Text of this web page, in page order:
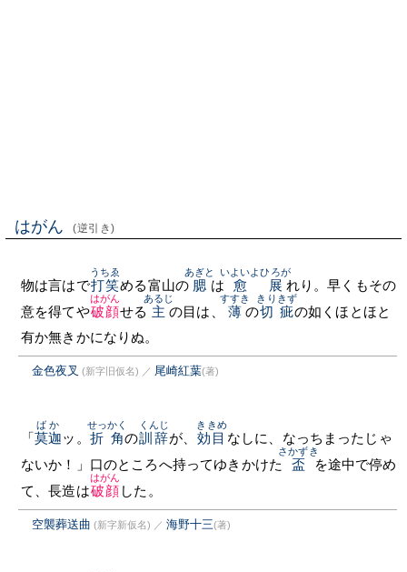
はがん (逆引き)
物は言はで打笑
うちゑ
める富山の 腮
あぎと
は 愈
いよいよ
展
ひろが
れり。早くもその
意を得てや破顔
はがん
せる 主
あるじ
の目は、 薄
すすき
の切疵
きりきず
の如くほとほと
有か無きかになりぬ。
金色夜叉 (新字旧仮名) ／ 尾崎紅葉(著)
「莫迦
ばか
ッ。 折角
せっかく
の訓辞
くんじ
が、 効目
ききめ
なしに、なっちまったじゃ
ないか！」口のところへ持ってゆきかけた
盃
さかずき
を途中で停め
て、長造は破顔
はがん
した。
空襲葬送曲 (新字新仮名) ／ 海野十三(著)